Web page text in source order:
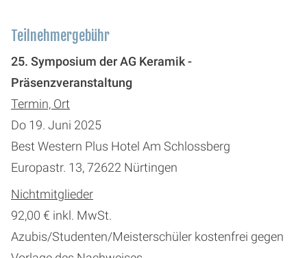
Teilnehmergebühr
25. Symposium der AG Keramik -
Präsenzveranstaltung
Termin, Ort
Do 19. Juni 2025
Best Western Plus Hotel Am Schlossberg
Europastr. 13, 72622 Nürtingen
Nichtmitglieder
92,00 € inkl. MwSt.
Azubis/Studenten/Meisterschüler kostenfrei gegen